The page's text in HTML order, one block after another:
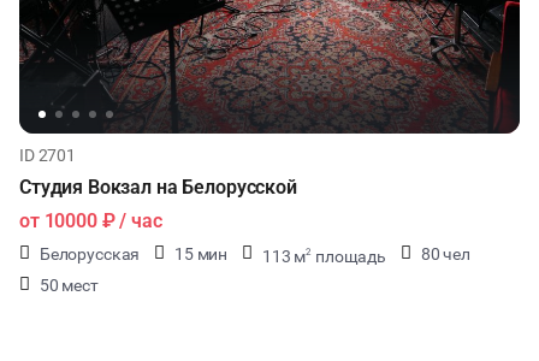
ID 2701
Студия Вокзал на Белорусской
от 10000 ₽/ час
Белорусская 15 мин 113 м2 площадь
80 чел
50 мест